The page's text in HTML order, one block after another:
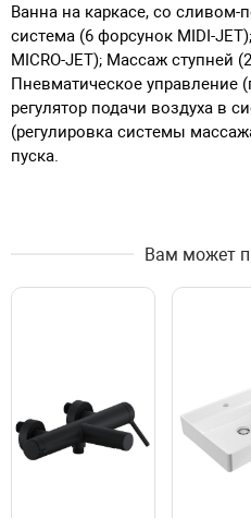
Ванна на каркасе, со
система (6 форсунок MIDI-
MICRO-JET); Массаж ступней
Пневматическое управление
регулятор подачи воздуха в
(регулировка системы
пуска.
Вам может